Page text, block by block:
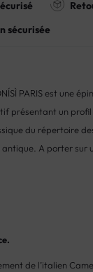
sécurisée
PARIS est une
présentant un
du répertoire
A porter sur
de l’italien